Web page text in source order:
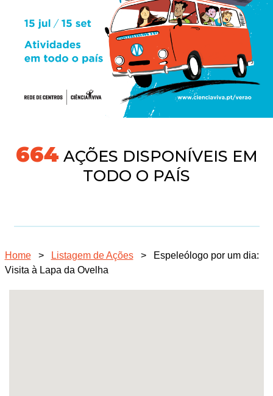
718AÇÕES DISPONÍVEIS EM
TODO O PAÍS
Home > Listagem de Ações >
Espeleólogo por um dia:
Visita à Lapa da Ovelha